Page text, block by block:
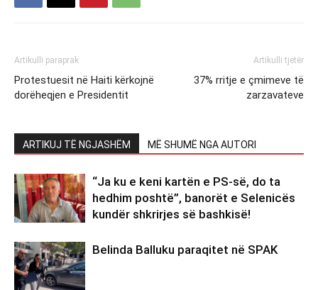
Artikulli paraprak
Protestuesit në Haiti kërkojnë
dorëheqjen e Presidentit
Artikulli tjetër
37% rritje e çmimeve të
zarzavateve
ARTIKUJ TË NGJASHËM MË SHUMË NGA AUTORI
“Ja ku e keni kartën e PS-së, do ta
hedhim poshtë”, banorët e Selenicës
kundër shkrirjes së bashkisë!
Belinda Balluku paraqitet në SPAK